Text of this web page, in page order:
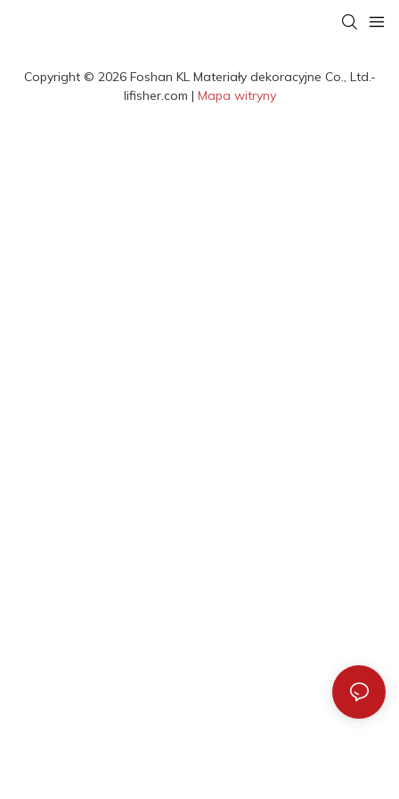
Copyright © 2026 Foshan KL Materiały dekoracyjne Co., Ltd.-
lifisher.com | Mapa witryny